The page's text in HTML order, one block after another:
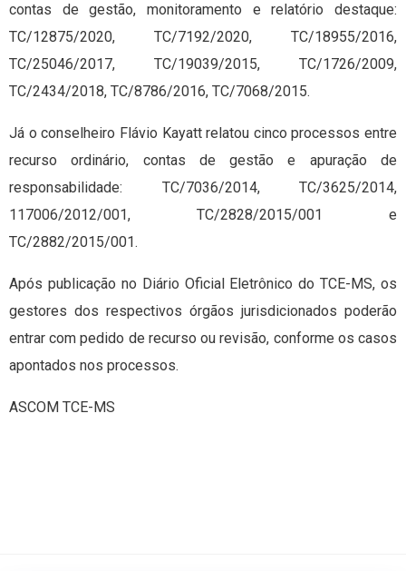
contas de gestão, monitoramento e relatório destaque:
TC/12875/2020, TC/7192/2020, TC/18955/2016,
TC/25046/2017, TC/19039/2015, TC/1726/2009,
TC/2434/2018, TC/8786/2016, TC/7068/2015.
Já o conselheiro Flávio Kayatt relatou cinco processos entre
recurso ordinário, contas de gestão e apuração de
responsabilidade: TC/7036/2014, TC/3625/2014,
117006/2012/001, TC/2828/2015/001 e
TC/2882/2015/001.
Após publicação no Diário Oficial Eletrônico do TCE-MS, os
gestores dos respectivos órgãos jurisdicionados poderão
entrar com pedido de recurso ou revisão, conforme os casos
apontados nos processos.
ASCOM TCE-MS